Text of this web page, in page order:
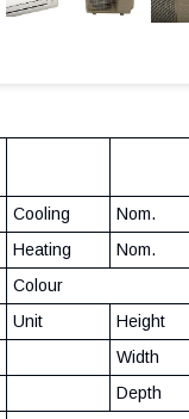
Cooling Nom.
Heating
Nom.
Colour
Unit Height
Width
Depth